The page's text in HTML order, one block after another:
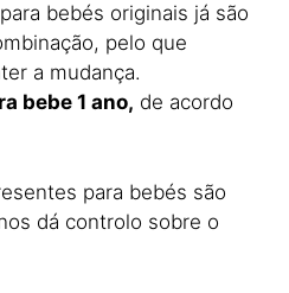
bebés originais já são
pelo que
a mudança.
bebe 1 ano, de acordo
para bebés são
dá controlo sobre o